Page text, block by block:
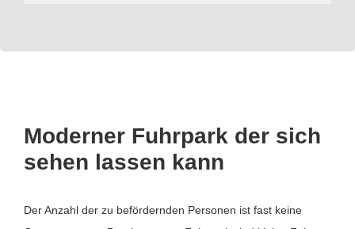
Moderner Fuhrpark der sich
sehen lassen kann
Der Anzahl der zu befördernden Personen ist fast keine